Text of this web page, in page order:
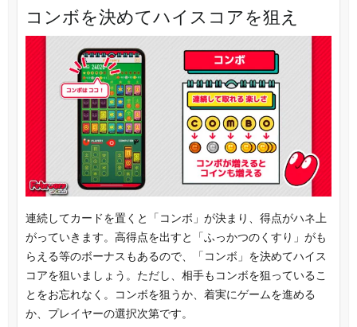
コンボを決めてハイスコアを狙え
連続してカードを置くと「コンボ」が決まり、得点がハネ上
がっていきます。高得点を出すと「ふっかつのくすり」がも
らえる等のボーナスもあるので、「コンボ」を決めてハイス
コアを狙いましょう。ただし、相手もコンボを狙っているこ
とをお忘れなく。コンボを狙うか、着実にゲームを進める
か、プレイヤーの選択次第です。